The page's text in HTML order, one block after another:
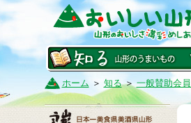
ホーム ＞ 知る＞一般賛助会